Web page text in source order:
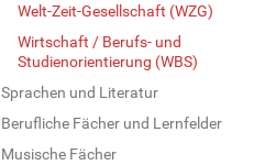
Welt-Zeit-Gesellschaft (WZG)
Wirtschaft / Berufs- und
Studienorientierung (WBS)
Sprachen und Literatur
Berufliche Fächer und Lernfelder
Musische Fächer